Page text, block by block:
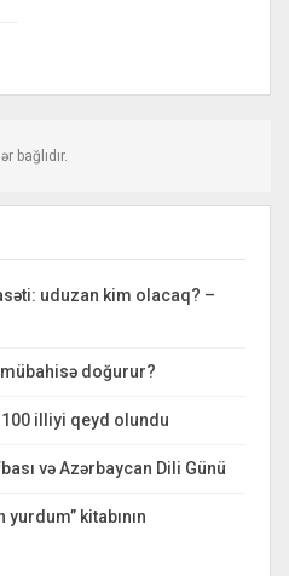
bağlıdır.
uduzan kim olacaq? –
mübahisə doğurur?
illiyi qeyd olundu
və Azərbaycan Dili Günü
kitabının